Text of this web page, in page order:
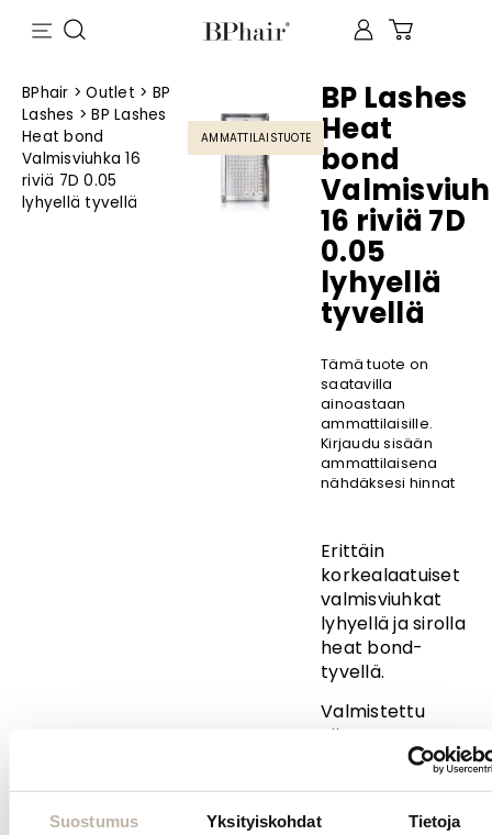
Suostumus Yksityiskohdat Tietoja
BPhair >Outlet > BP
Lashes >BP Lashes
Heat bond
Valmisviuhka 16
riviä 7D 0.05
lyhyellä tyvellä
AMMATTILAISTUOTE
BP Lashes
Heat
bond
16 riviä 7D
0.05
lyhyellä
tyvellä
Tämä tuote on
saatavilla
ainoastaan
ammattilaisille.
Kirjaudu sisään
ammattilaisena
nähdäksesi hinnat
Erittäin
korkealaatuiset
valmisviuhkat
lyhyellä ja sirolla
heat bond-
tyvellä.
Valmistettu
Kiinassa
korealaisesta